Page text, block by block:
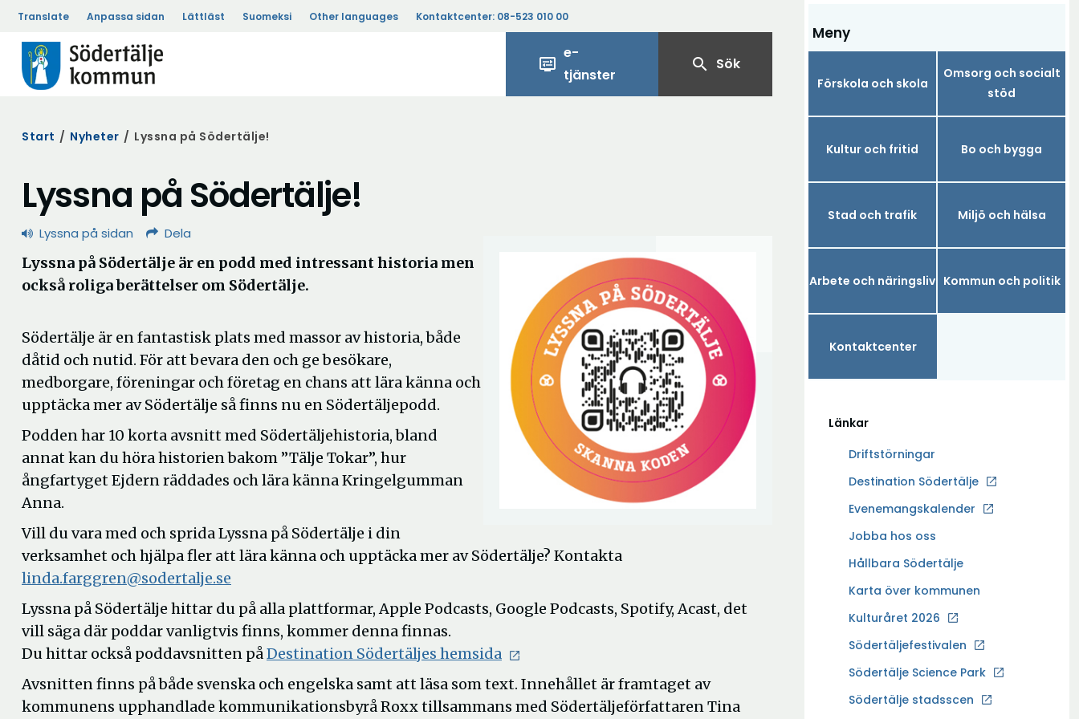
Translate Anpassa sidan Lättläst Suomeksi Other languages Kontaktcenter: 08-523 010 00
display_settings
e-
tjänster
search Sök
Meny
Förskola och skola
Omsorg och socialt
stöd
Kultur och fritid Bo och bygga
Stad och trafik Miljö och hälsa
Arbete och näringsliv Kommun och politik
Kontaktcenter
Länkar
Driftstörningar
Destination Södertälje
Ö
p
n
a
y
t
f
ö
Evenemangskalender
Jobba hos oss
Ö
p
n
a
y
t
Hållbara Södertälje
Karta över kommunen
Kulturåret 2026
Södertäljefestivalen
Södertälje Science Park
Ö
p
Södertälje stadsscen
Start / Nyheter / Lyssna på Södertälje!
Lyssna på Södertälje!
Lyssna på sidan Dela
Lyssna på Södertälje är en podd med intressant historia men
också roliga berättelser om Södertälje.
Södertälje är en fantastisk plats med massor av historia, både
dåtid och nutid. För att bevara den och ge besökare,
medborgare, föreningar och företag en chans att lära känna och
upptäcka mer av Södertälje så finns nu en Södertäljepodd.
Podden har 10 korta avsnitt med Södertäljehistoria, bland
annat kan du höra historien bakom ”Tälje Tokar”, hur
ångfartyget Ejdern räddades och lära känna Kringelgumman
Anna.
Vill du vara med och sprida Lyssna på Södertälje i din
verksamhet och hjälpa fler att lära känna och upptäcka mer av Södertälje? Kontakta
linda.farggren@sodertalje.se
Lyssna på Södertälje hittar du på alla plattformar, Apple Podcasts, Google Podcasts, Spotify, Acast, det
vill säga där poddar vanligtvis finns, kommer denna finnas.
Du hittar också poddavsnitten påDestination Södertäljes hemsida
Avsnitten finns på både svenska och engelska samt att läsa som text. Innehållet är framtaget av
kommunens upphandlade kommunikationsbyrå Roxx tillsammans med Södertäljeförfattaren Tina